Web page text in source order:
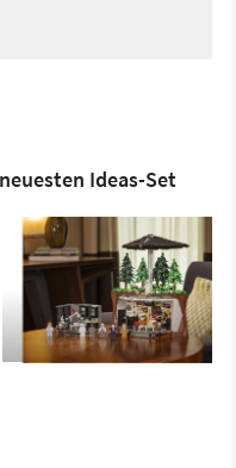
Ideas-Set